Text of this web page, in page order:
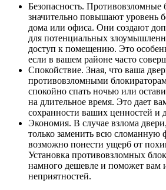
Безопасность. Противовзломные
значительно повышают уровень
дома или офиса. Они создают
для потенциальных
доступ к помещению. Это
если в вашем районе часто
Спокойствие. Зная, что ваша
противовзломными
спокойно спать ночью или
на длительное время. Это дает
сохранности ваших ценностей и
Экономия. В случае взлома
только заменить всю сломанную
возможно понести ущерб от
Установка противовзломных
намного дешевле и поможет вам
неприятностей.